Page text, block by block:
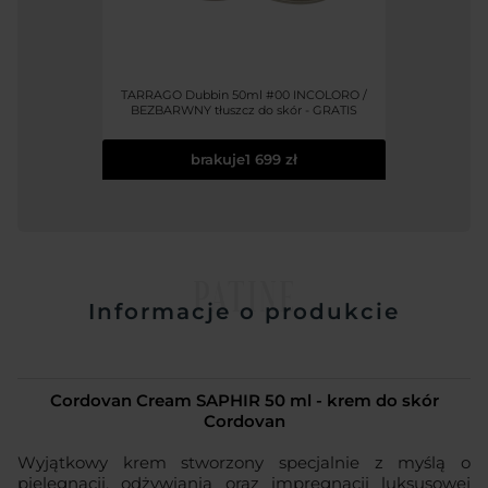
TARRAGO Dubbin 50ml #00 INCOLORO /
BEZBARWNY tłuszcz do skór - GRATIS
brakuje1 699 zł
PATINE
Informacje o produkcie
Cordovan Cream SAPHIR 50 ml - krem do skór
Cordovan
Wyjątkowy krem stworzony specjalnie z myślą o
pielęgnacji, odżywiania oraz impregnacji luksusowej